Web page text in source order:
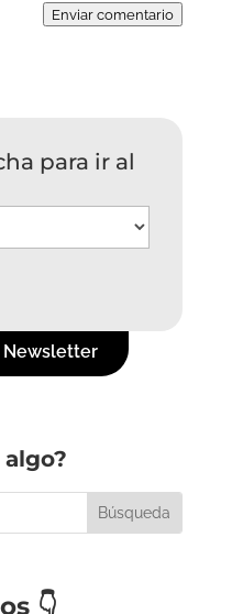
Enviar comentario
para ir al
Newsletter
algo?
👇